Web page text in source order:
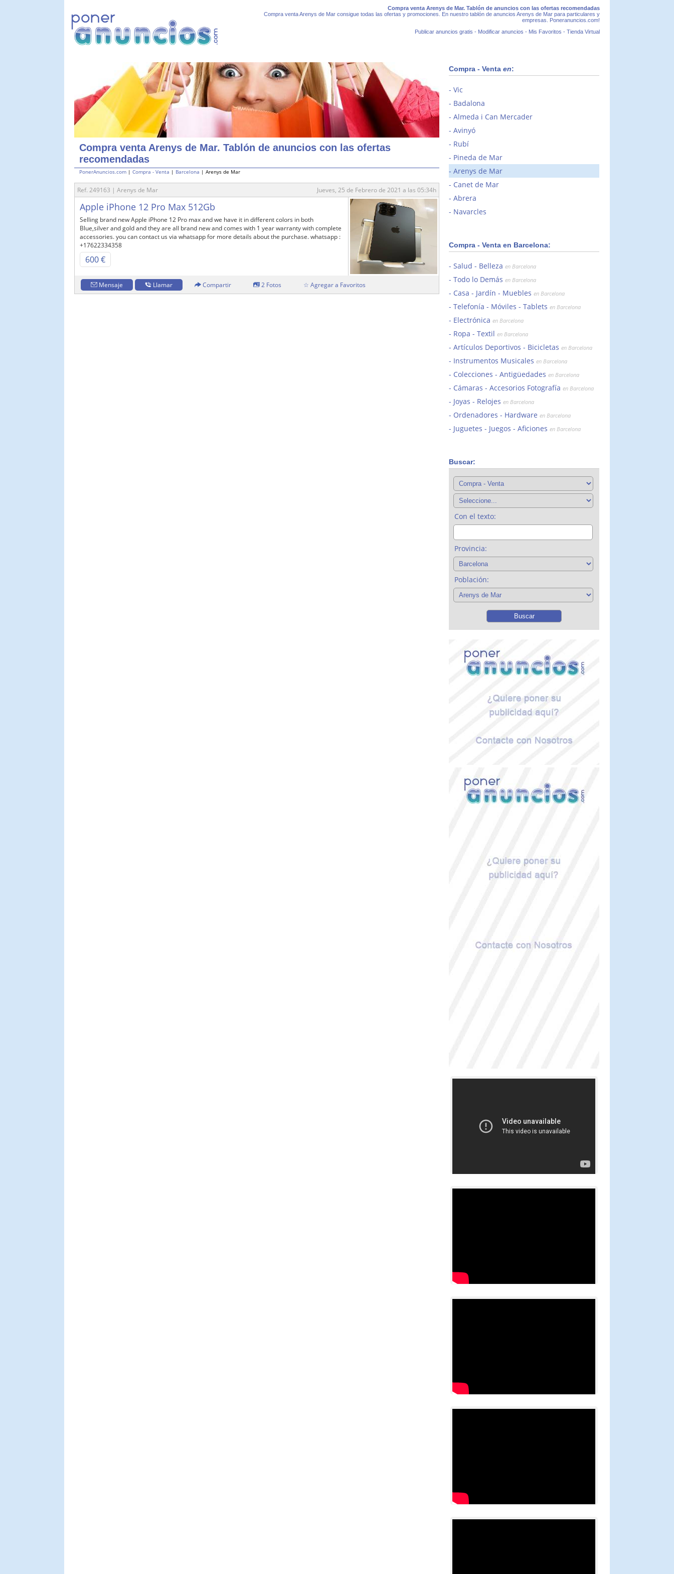
Compra venta Arenys de Mar. Tablón de anuncios con las ofertas recomendadas
Compra venta Arenys de Mar consigue todas las ofertas y promociones. En nuestro tablón de anuncios Arenys de Mar para particulares y
empresas. Poneranuncios.com!
Publicar anuncios gratis - Modificar anuncios - Mis Favoritos - Tienda Virtual
Compra venta Arenys de Mar. Tablón de anuncios con las ofertas
recomendadas
PonerAnuncios.com | Compra - Venta | Barcelona | Arenys de Mar
Ref. 249163 | Arenys de Mar Jueves, 25 de Febrero de 2021 a las 05:34h
Apple iPhone 12 Pro Max 512Gb
Selling brand new Apple iPhone 12 Pro max and we have it in different colors in both
Blue,silver and gold and they are all brand new and comes with 1 year warranty with complete
accessories. you can contact us via whatsapp for more details about the purchase. whatsapp :
+17622334358
600 €
Mensaje Llamar Compartir 2 Fotos ☆ Agregar a Favoritos
Compra - Venta en:
Vic
Badalona
Almeda i Can Mercader
Avinyó
Rubí
Pineda de Mar
Arenys de Mar
Canet de Mar
Abrera
Navarcles
Compra - Venta en Barcelona:
Salud - Belleza en Barcelona
Todo lo Demás en Barcelona
Casa - Jardín - Muebles en Barcelona
Telefonía - Móviles - Tablets en Barcelona
Electrónica en Barcelona
Ropa - Textil en Barcelona
Artículos Deportivos - Bicicletas en Barcelona
Instrumentos Musicales en Barcelona
Colecciones - Antigüedades en Barcelona
Cámaras - Accesorios Fotografía en Barcelona
Joyas - Relojes en Barcelona
Ordenadores - Hardware en Barcelona
Juguetes - Juegos - Aficiones en Barcelona
Buscar:
Con el texto:
Provincia:
Población: